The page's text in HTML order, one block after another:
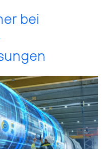
bei